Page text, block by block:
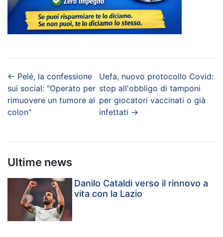
← Pelé, la confessione
sui social: "Operato per
rimuovere un tumore al
colon"
Uefa, nuovo protocollo Covid:
stop all'obbligo di tamponi
per giocatori vaccinati o già
infettati →
Ultime news
Danilo Cataldi verso il rinnovo a
vita con la Lazio